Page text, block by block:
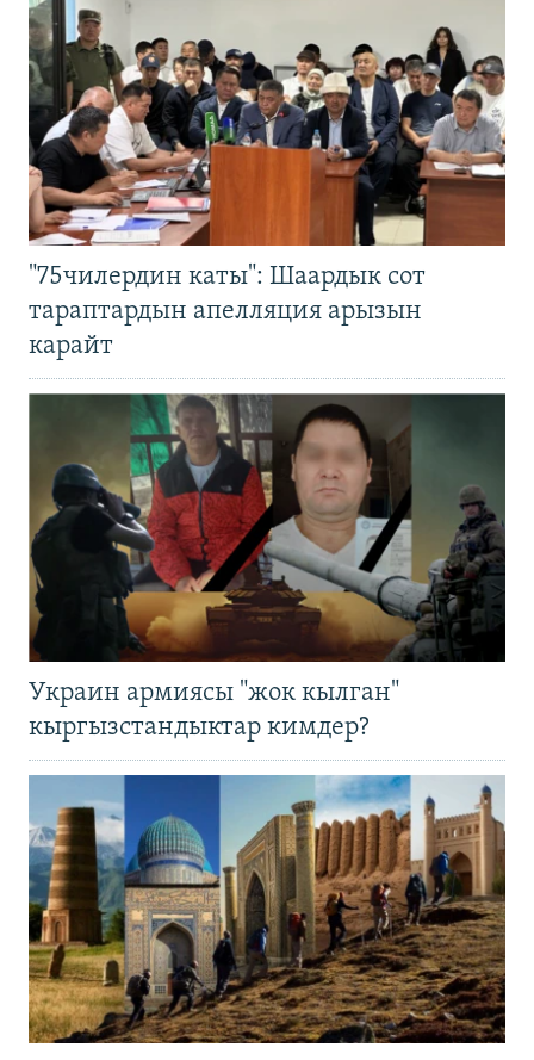
"75чилердин каты": Шаардык сот
тараптардын апелляция арызын
карайт
Украин армиясы "жок кылган"
кыргызстандыктар кимдер?